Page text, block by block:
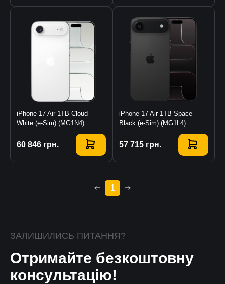
iPhone 17 Air 1TB Cloud
White (e-Sim) (MG1N4)
60 846 грн.
Купити
iPhone 17 Air 1TB Space
Black (e-Sim) (MG1L4)
57 715 грн.
Купити
1
ЗАЛИШИЛИСЬ ПИТАННЯ?
Отримайте безкоштовну
консультацію!